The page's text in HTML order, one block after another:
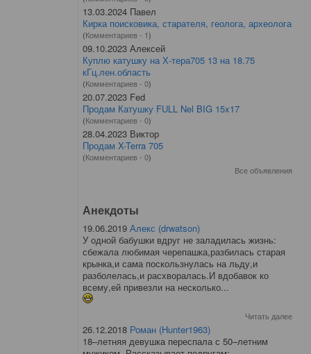
13.03.2024 Павел
Кирка поисковика, старателя, геолога, археолога
(Комментариев - 1)
09.10.2023 Алексей
Куплю катушку на Х-тера705 13 на 18.75
кГц.лен.область
(Комментариев - 0)
20.07.2023 Fed
Продам Катушку FULL Nel BIG 15x17
(Комментариев - 0)
28.04.2023 Виктор
Продам X-Terra 705
(Комментариев - 0)
Все объявления
Анекдоты
19.06.2019 Алекс (drwatson)
У одной бабушки вдруг не заладилась жизнь:
сбежала любимая черепашка,разбилась старая
крынка,и сама поскользнулась на льду,и
разболелась,и расхворалась.И вдобавок ко
всему,ей привезли на несколько...
Читать далее
26.12.2018 Роман (Hunter1963)
18–летняя девушка переспала с 50–летним